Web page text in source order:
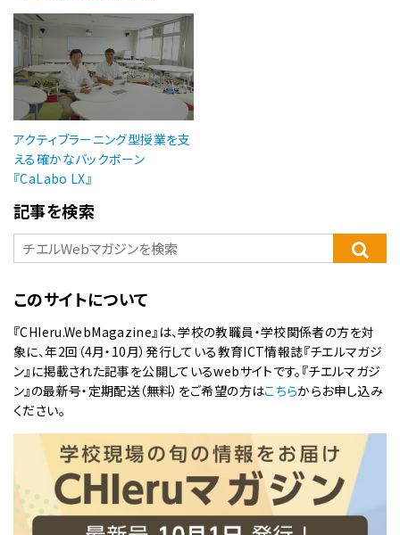
アクティブラーニング型授業を支
える確かなバックボーン
『CaLabo LX』
記事を検索
このサイトについて
『CHIeru.WebMagazine』は、学校の教職員・学校関係者の方を対
象に、年2回（4月・10月）発行している教育ICT情報誌『チエルマガジ
ン』に掲載された記事を公開しているwebサイトです。『チエルマガジ
ン』の最新号・定期配送（無料）をご希望の方はこちらからお申し込み
ください。